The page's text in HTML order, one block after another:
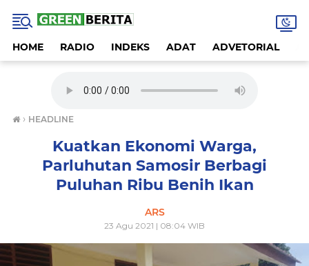
HOME RADIO INDEKS ADAT ADVETORIAL
› HEADLINE
Kuatkan Ekonomi Warga,
Parluhutan Samosir Berbagi
Puluhan Ribu Benih Ikan
ARS
23 Agu 2021 | 08:04 WIB